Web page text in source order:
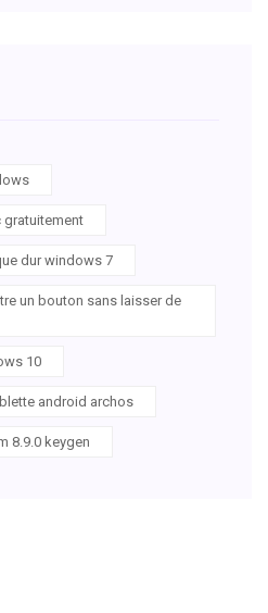
gratuitement
dur windows 7
un bouton sans laisser de
10
android archos
8.9.0 keygen